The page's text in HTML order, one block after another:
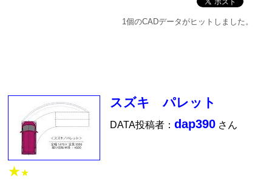
1個のCADデータがヒットしました。
★★
スズキ パレット
DATA投稿者：dap390 さん